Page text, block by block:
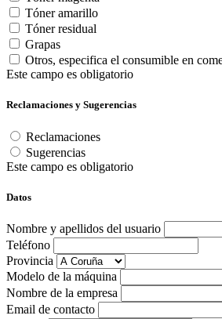
Tóner amarillo
Tóner residual
Grapas
Otros, especifica el consumible en
Este campo es obligatorio
Reclamaciones y Sugerencias
Reclamaciones
Sugerencias
Este campo es obligatorio
Datos
Nombre y apellidos del usuario
Teléfono
Provincia
Modelo de la máquina
Nombre de la empresa
Email de contacto